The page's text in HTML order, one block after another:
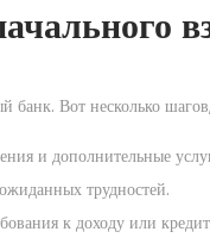
банк. Вот несколько
и дополнительные
трудностей.
к доходу или